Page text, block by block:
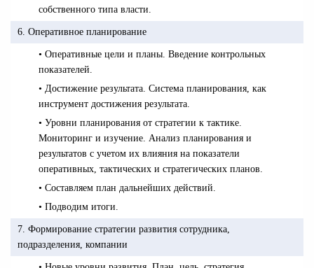
собственного типа власти.
6. Оперативное планирование
• Оперативные цели и планы. Введение контрольных
показателей.
• Достижение результата. Система планирования, как
инструмент достижения результата.
• Уровни планирования от стратегии к тактике.
Мониторинг и изучение. Анализ планирования и
результатов с учетом их влияния на показатели
оперативных, тактических и стратегических планов.
• Составляем план дальнейших действий.
• Подводим итоги.
7. Формирование стратегии развития сотрудника,
подразделения, компании